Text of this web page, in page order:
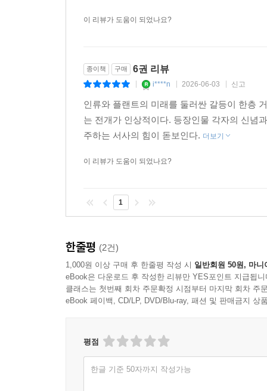
이 리뷰가 도움이 되었나요?
종이책 구매 6권 리뷰
i****n 2026-06-03 신고
인류와 플랜트의 미래를 둘러싼 갈등이 한층
는 전개가 인상적이다. 등장인물 각자의 신념
주하는 서사의 힘이 돋보인다. 더보기
이 리뷰가 도움이 되었나요?
1
한줄평 (2건)
1,000원 이상 구매 후 한줄평 작성 시 일반회원 50원, 마니
eBook은 다운로드 후 작성한 리뷰만 YES포인트 지급됩니
클래스는 첫번째 회차 주문확정 시점부터 마지막 회차 주
eBook 페이백, CD/LP, DVD/Blu-ray, 패션 및 판매금지 상
평점
한글 기준 50자까지 작성가능